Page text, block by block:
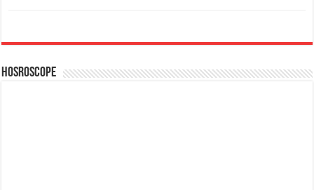
Hosroscope